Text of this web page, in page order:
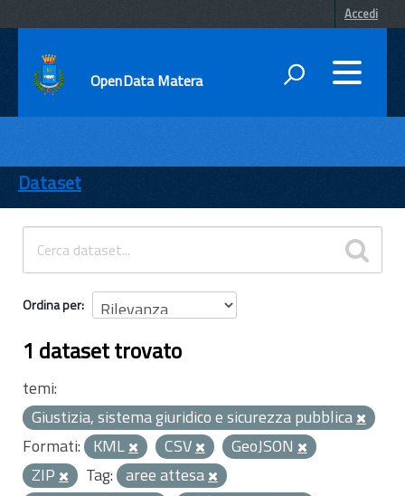
Accedi
OpenData Matera
ENTI
TEMI
INFORMAZIONI
Dataset
Ordina per
1 dataset trovato
temi:
Giustizia, sistema giuridico e sicurezza pubblica
Formati: KML CSV
GeoJSON
ZIP
Tag: aree attesa